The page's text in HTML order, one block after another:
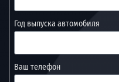
Год выпуска автомобиля
Ваш телефон